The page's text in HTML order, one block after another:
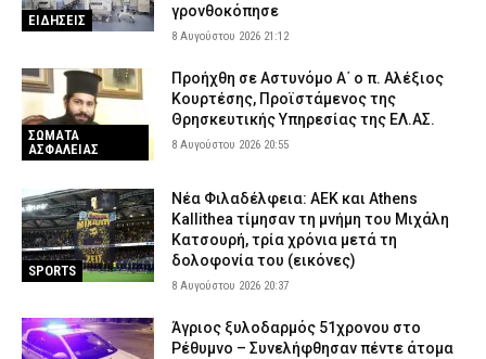
ΕΙΔΗΣΕΙΣ
γρονθοκόπησε
8 Αυγούστου 2026 21:12
ΣΩΜΑΤΑ
ΑΣΦΑΛΕΙΑΣ
Προήχθη σε Αστυνόμο Α΄ ο π. Αλέξιος
Κουρτέσης, Προϊστάμενος της
Θρησκευτικής Υπηρεσίας της ΕΛ.ΑΣ.
8 Αυγούστου 2026 20:55
SPORTS
Νέα Φιλαδέλφεια: ΑΕΚ και Athens
Kallithea τίμησαν τη μνήμη του Μιχάλη
Κατσουρή, τρία χρόνια μετά τη
δολοφονία του (εικόνες)
8 Αυγούστου 2026 20:37
Άγριος ξυλοδαρμός 51χρονου στο
Ρέθυμνο – Συνελήφθησαν πέντε άτομα